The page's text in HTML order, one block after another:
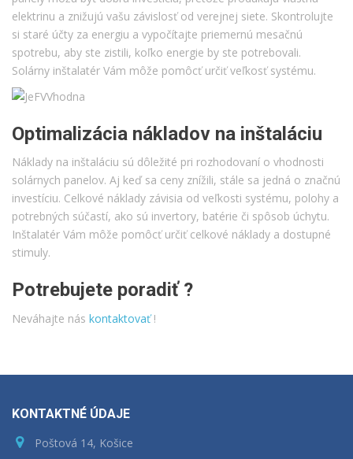
elektrinu a znižujú vašu závislosť od verejnej siete. Skontrolujte
si staré účty za energiu a vypočítajte priemernú mesačnú
spotrebu, aby ste zistili, koľko energie by ste potrebovali.
Solárny inštalatér Vám môže pomôcť určiť veľkosť systému.
Optimalizácia nákladov na inštaláciu
Náklady na inštaláciu sú dôležité pri rozhodovaní o vhodnosti
solárnych panelov. Aj keď sa ceny znížili, stále sa jedná o značnú
investíciu. Celkové náklady závisia od veľkosti systému, polohy a
potrebných súčastí, ako sú invertory, batérie či spôsob úchytu.
Inštalatér Vám môže pomôcť určiť celkové náklady a dostupné
stimuly.
Potrebujete poradiť ?
Neváhajte nás kontaktovať!
KONTAKTNÉ ÚDAJE
Poštová 14, Košice